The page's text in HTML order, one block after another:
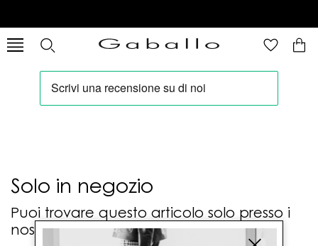
Solo in negozio
Puoi trovare questo articolo solo presso i
nostri punti vendita: